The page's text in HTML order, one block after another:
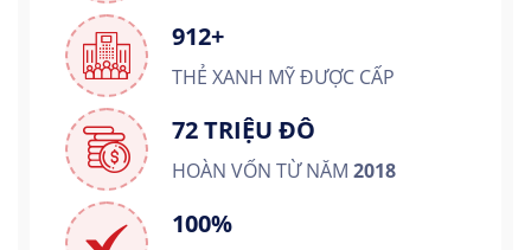
912+
THẺ XANH MỸ ĐƯỢC CẤP
72 TRIỆU ĐÔ
HOÀN VỐN TỪ NĂM 2018
100%